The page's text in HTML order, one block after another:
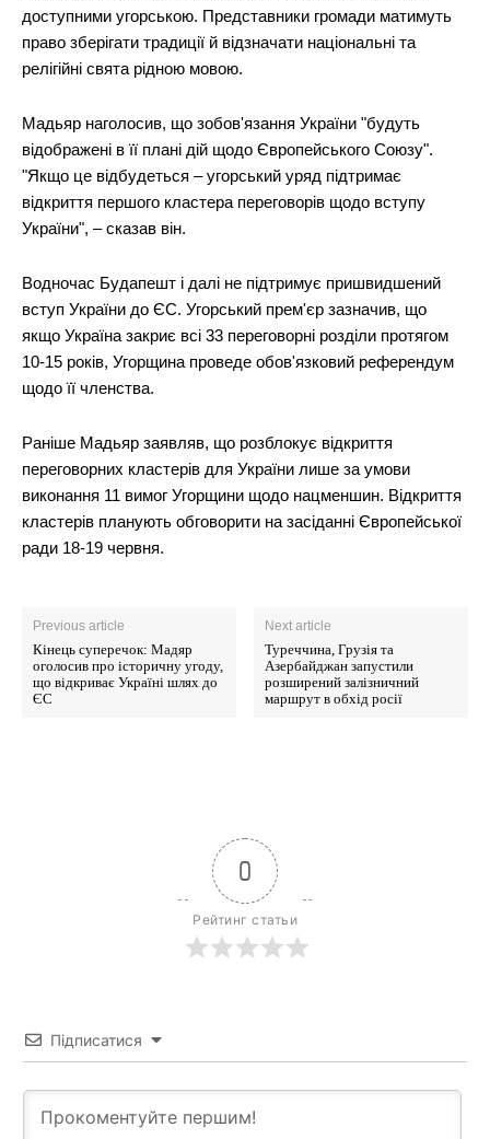
доступними угорською. Представники громади матимуть
право зберігати традиції й відзначати національні та
релігійні свята рідною мовою.
Мадьяр наголосив, що зобов'язання України "будуть
відображені в її плані дій щодо Європейського Союзу".
"Якщо це відбудеться – угорський уряд підтримає
відкриття першого кластера переговорів щодо вступу
України", – сказав він.
Водночас Будапешт і далі не підтримує пришвидшений
вступ України до ЄС. Угорський прем'єр зазначив, що
якщо Україна закриє всі 33 переговорні розділи протягом
10-15 років, Угорщина проведе обов'язковий референдум
щодо її членства.
Раніше Мадьяр заявляв, що розблокує відкриття
переговорних кластерів для України лише за умови
виконання 11 вимог Угорщини щодо нацменшин. Відкриття
кластерів планують обговорити на засіданні Європейської
ради 18-19 червня.
Previous article
Кінець суперечок: Мадяр
оголосив про історичну угоду,
що відкриває Україні шлях до
ЄС
Next article
Туреччина, Грузія та
Азербайджан запустили
розширений залізничний
маршрут в обхід росії
0
Рейтинг статьи
Підписатися